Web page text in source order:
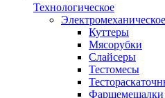
Технологическое
Электромеханическое
Куттеры
Мясорубки
Слайсеры
Тестомесы
Фаршемешалки